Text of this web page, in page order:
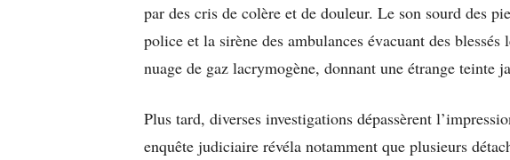
par des cris de colère et de douleur. Le son sourd des
police et la sirène des ambulances évacuant des blessés
nuage de gaz lacrymogène, donnant une étrange teinte
Plus tard, diverses investigations dépassèrent
enquête judiciaire révéla notamment que plusieurs